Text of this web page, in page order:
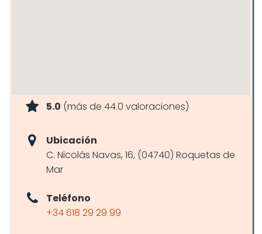
5.0 (más de 44.0 valoraciones)
Ubicación
C. Nicolás Navas, 16, (04740) Roquetas de
Mar
Teléfono
+34 618 29 29 99